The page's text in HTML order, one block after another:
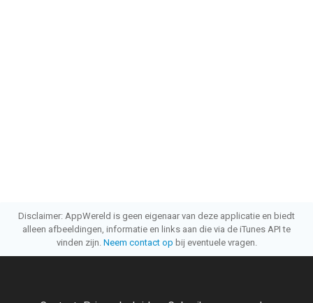
Disclaimer: AppWereld is geen eigenaar van deze applicatie en biedt
alleen afbeeldingen, informatie en links aan die via de iTunes API te
vinden zijn. Neem contact op bij eventuele vragen.